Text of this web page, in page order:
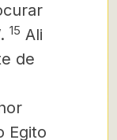
15 Ali
de
Egito